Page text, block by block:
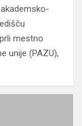
mestno
unije (PAZU),